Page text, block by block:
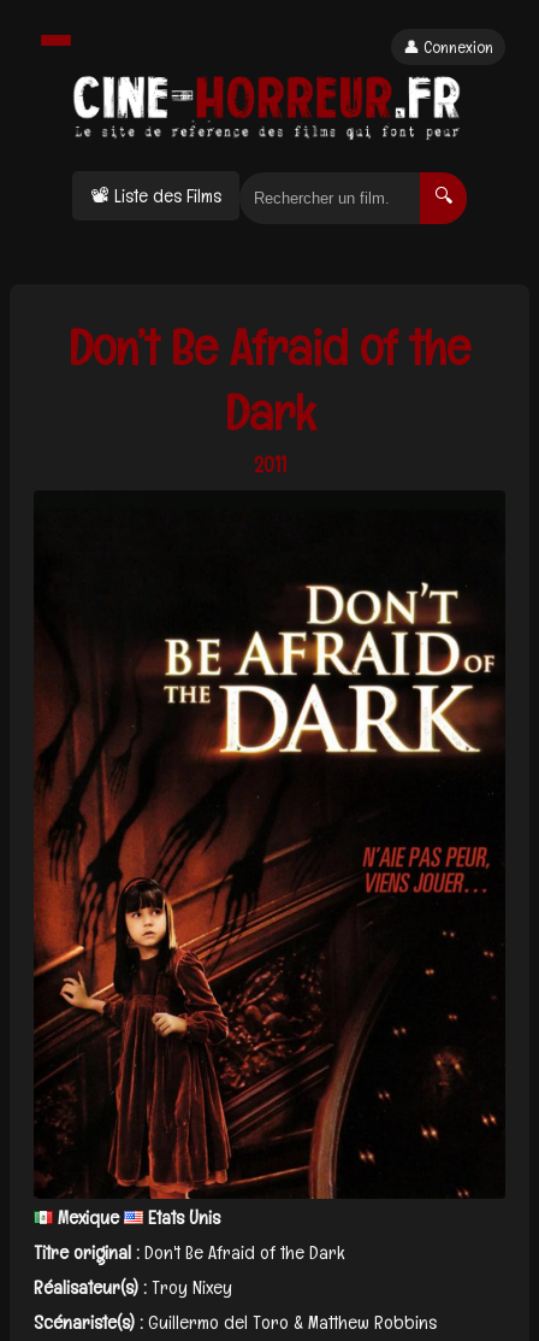
📽 Liste des Films 🔍
👤 Connexion
Don’t Be Afraid of the
Dark
2011
Mexique
Etats Unis
Titre original :Don't Be Afraid of the Dark
Réalisateur(s) :Troy Nixey
Scénariste(s) :Guillermo del Toro & Matthew Robbins